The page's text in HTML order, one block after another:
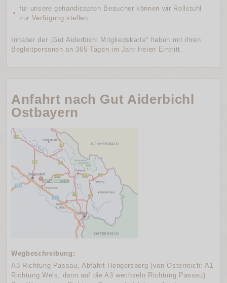
•
für unsere gehandicapten Besucher können wir Rollstuhl
zur Verfügung stellen.
Inhaber der „Gut Aiderbichl Mitgliedskarte“ haben mit ihren
Begleitpersonen an 365 Tagen im Jahr freien Eintritt.
Anfahrt nach Gut Aiderbichl
Ostbayern
Wegbeschreibung:
A3 Richtung Passau, Abfahrt Hengersberg (von Österreich: A1
Richtung Wels, dann auf die A3 wechseln Richtung Passau).